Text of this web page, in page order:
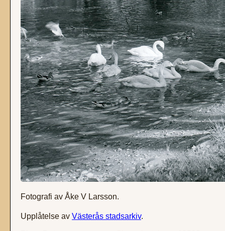
Fotografi av Åke V Larsson.
Upplåtelse av Västerås stadsarkiv.